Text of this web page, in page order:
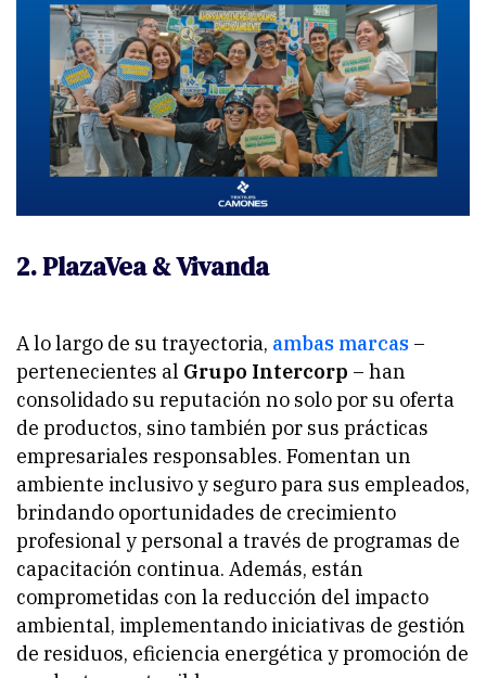
2. PlazaVea & Vivanda
A lo largo de su trayectoria, ambas marcas –
pertenecientes al Grupo Intercorp – han
consolidado su reputación no solo por su oferta
de productos, sino también por sus prácticas
empresariales responsables. Fomentan un
ambiente inclusivo y seguro para sus empleados,
brindando oportunidades de crecimiento
profesional y personal a través de programas de
capacitación continua. Además, están
comprometidas con la reducción del impacto
ambiental, implementando iniciativas de gestión
de residuos, eficiencia energética y promoción de